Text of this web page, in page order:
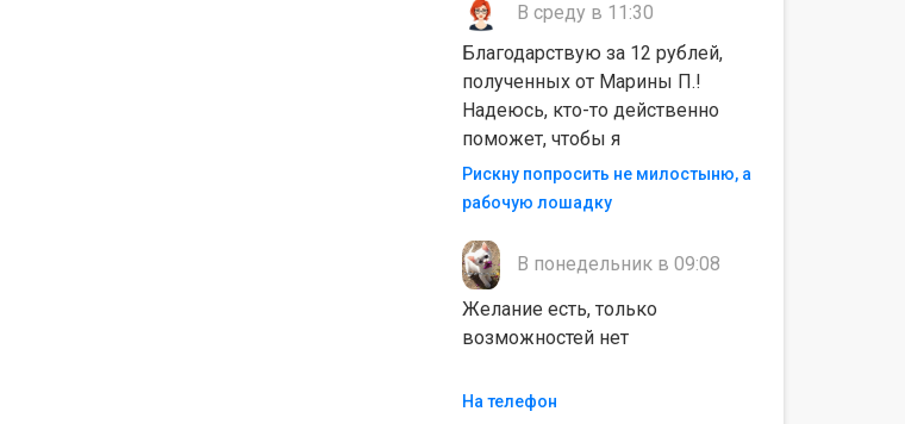
В среду в 11:30
Благодарствую за 12 рублей,
полученных от Марины П.!
Надеюсь, кто-то действенно
поможет, чтобы я
Рискну попросить не милостыню, а
рабочую лошадку
В понедельник в 09:08
Желание есть, только
возможностей нет
На телефон